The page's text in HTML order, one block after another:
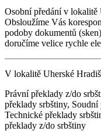
Osobní předání v lokalitě
Obsloužíme Vás
podoby dokumentů
doručíme velice rychle
V lokalitě Uherské
Právní překlady z/do
překlady srbštiny,
Technické překlady
překlady z/do srbštiny